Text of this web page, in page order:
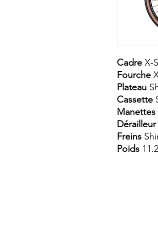
Cadre X-
Fourche
Plateau
Cassette
Manettes
Freins
Poids